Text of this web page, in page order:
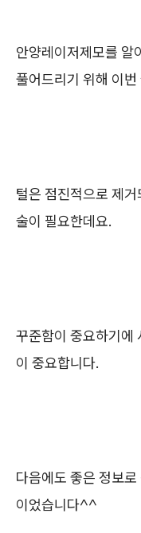
안양레이저제모를 알
풀어드리기 위해 이
털은 점진적으로 제
술이 필요한데요.
꾸준함이 중요하기에
이 중요합니다.
다음에도 좋은 정보
이었습니다^^